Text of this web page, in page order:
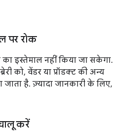
पर रोक
का इस्तेमाल नहीं किया जा सकेगा.
को, वेंडर या प्रॉडक्ट की अन्य
जाता है. ज़्यादा जानकारी के लिए,
करें